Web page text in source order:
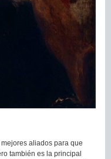
aliados para que
también es la principal